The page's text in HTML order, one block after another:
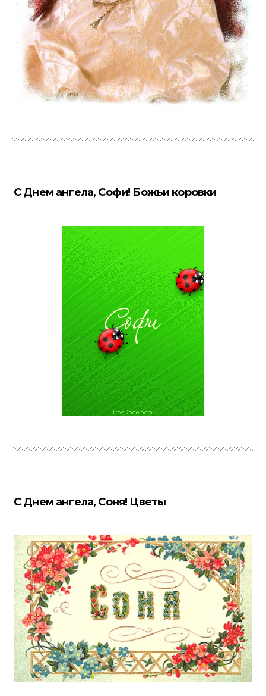
С Днем ангела, Софи! Божьи коровки
С Днем ангела, Соня! Цветы